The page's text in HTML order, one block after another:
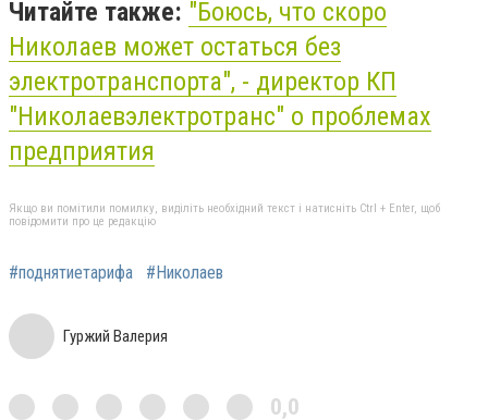
Читайте также: "Боюсь, что скоро
Николаев может остаться без
электротранспорта", - директор КП
"Николаевэлектротранс" о проблемах
предприятия
Якщо ви помітили помилку, виділіть необхідний текст і натисніть Ctrl + Enter, щоб
повідомити про це редакцію
#поднятиетарифа #Николаев
Гуржий Валерия
0,0